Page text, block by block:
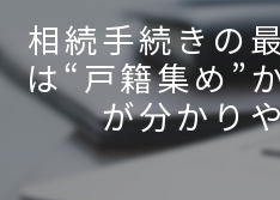
相続手続きの
は“戸籍集め”
が分かり